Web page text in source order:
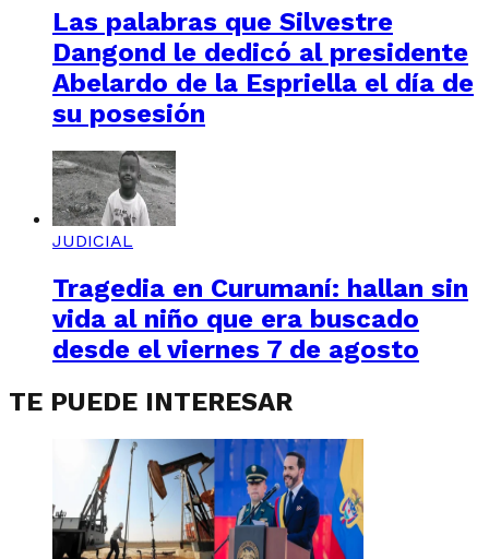
Las palabras que Silvestre
Dangond le dedicó al presidente
Abelardo de la Espriella el día de
su posesión
JUDICIAL
Tragedia en Curumaní: hallan sin
vida al niño que era buscado
desde el viernes 7 de agosto
TE PUEDE INTERESAR